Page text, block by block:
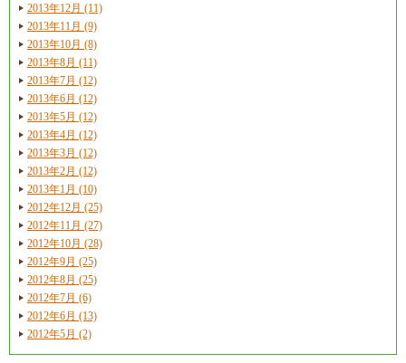
2013年12月 (11)
2013年11月 (9)
2013年10月 (8)
2013年8月 (11)
2013年7月 (12)
2013年6月 (12)
2013年5月 (12)
2013年4月 (12)
2013年3月 (12)
2013年2月 (12)
2013年1月 (10)
2012年12月 (25)
2012年11月 (27)
2012年10月 (28)
2012年9月 (25)
2012年8月 (25)
2012年7月 (6)
2012年6月 (13)
2012年5月 (2)